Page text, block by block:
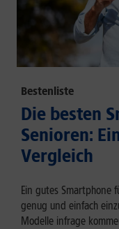
Bestenliste
Die besten
Senioren:
Vergleich
Ein gutes Smartphone
genug und einfach
Modelle infrage